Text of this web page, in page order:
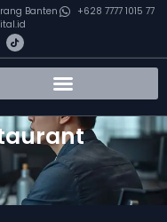
Banten
+628 7777 1015 77